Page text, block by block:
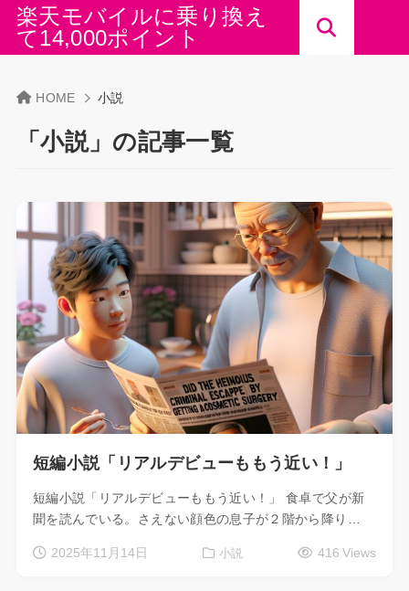
楽天モバイルに乗り換え
て14,000ポイント
HOME 小説
「小説」の記事一覧
短編小説「リアルデビューももう近い！」
短編小説「リアルデビューももう近い！」 食卓で父が新
聞を読んでいる。さえない顔色の息子が２階から降り…
2025年11月14日 小説 416 Views